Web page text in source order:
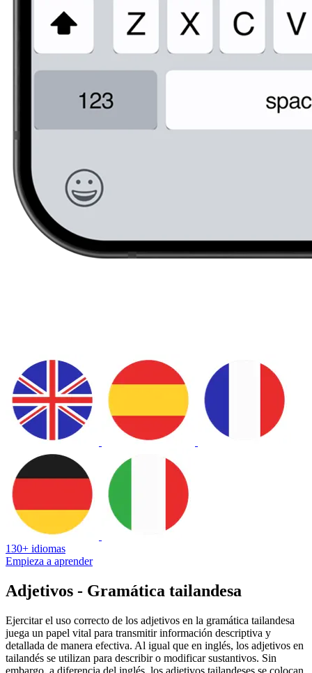
130+ idiomas
Empieza a aprender
Adjetivos - Gramática tailandesa
Ejercitar el uso correcto de los adjetivos en la gramática tailandesa
juega un papel vital para transmitir información descriptiva y
detallada de manera efectiva. Al igual que en inglés, los adjetivos en
tailandés se utilizan para describir o modificar sustantivos. Sin
embargo, a diferencia del inglés, los adjetivos tailandeses se colocan